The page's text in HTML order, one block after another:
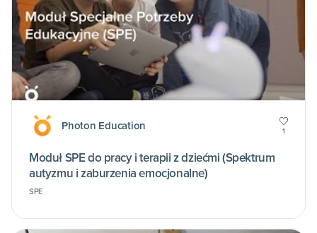
Photon Education 1
Moduł SPE do pracy i terapii z dziećmi (Spektrum
autyzmu i zaburzenia emocjonalne)
SPE